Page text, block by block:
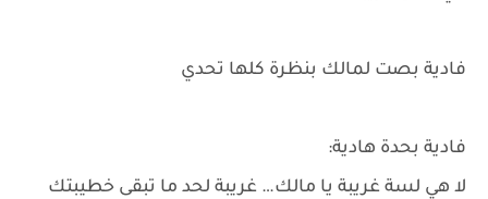
فادية بصت لمالك بنظرة كلها تحدي
فادية بحدة هادية:
لا هي لسة غريبة يا مالك… غريبة لحد ما تبقى خطيبتك